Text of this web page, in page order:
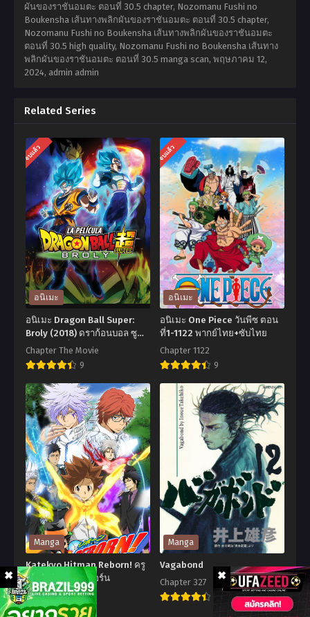
ผันของราชันอมตะ ตอนที่ 30.5 chapter, Nozomanu Fushi no
Boukensha เส้นทางพลิกผันของราชันอมตะ ตอนที่ 30.5 chapter,
Nozomanu Fushi no Boukensha เส้นทางพลิกผันของราชันอมตะ
ตอนที่ 30.5 high quality, Nozomanu Fushi no Boukensha เส้นทาง
พลิกผันของราชันอมตะ ตอนที่ 30.5 manga scan, พฤษภาคม 12,
2024, admin admin
Related Series
จบแล้ว
อนิเมะ
อนิเมะ Dragon Ball Super:
Broly (2018) ดราก้อนบอล ซู
เปอร์: โบรลี่ พากย์ไทย
Chapter The Movie
9
อ
นิ
เมะ
Dragon
Ball
Super:
Broly
(2018)
ดรา
ก้อน
บอล
ซู
เปอร์:
จบแล้ว
อนิเมะ
อนิเมะ One Piece วันพีซ ตอน
ที่1-1122 พากย์ไทย+ซับไทย
Chapter 1122
9
อ
เมะ
One
วัน
พีซ
ตอน
ที่1-
1122
พากย์
ไทย+ซับ
Manga
Katekyo Hitman Reborn! ครู
พิเศษจอมป่วน รีบอร์น
Chapter 409
8
Manga
Vagabond
Chapter 327